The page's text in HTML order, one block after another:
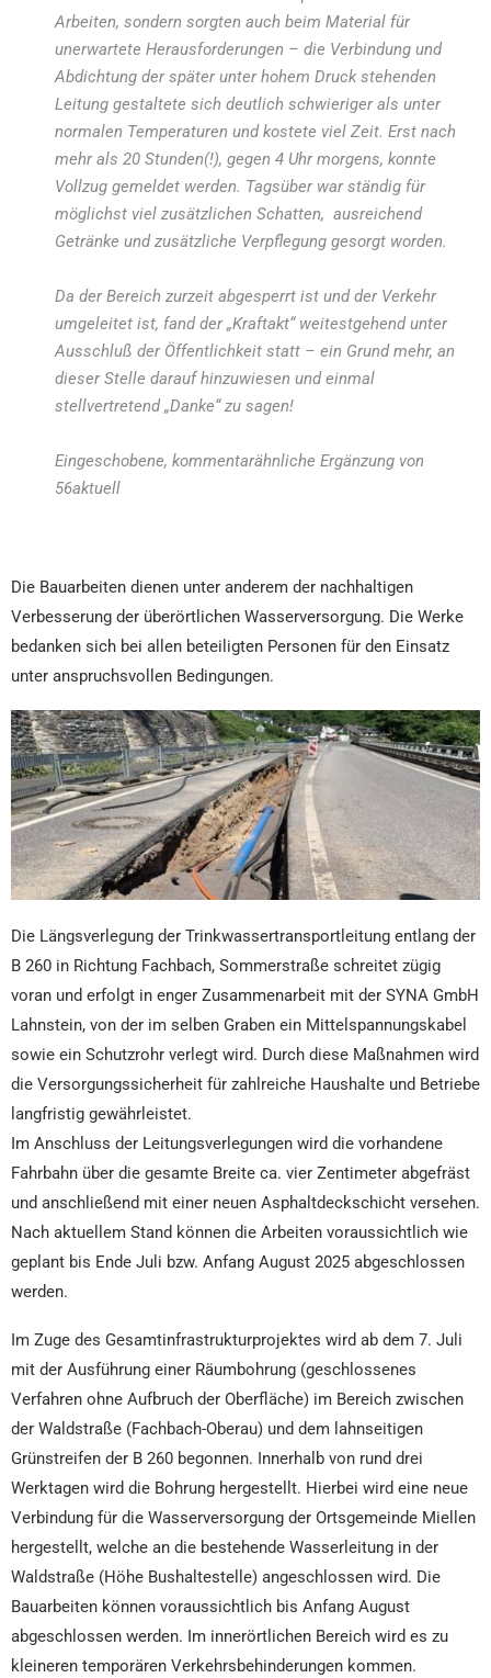
Arbeiten, sondern sorgten auch beim Material für
unerwartete Herausforderungen – die Verbindung und
Abdichtung der später unter hohem Druck stehenden
Leitung gestaltete sich deutlich schwieriger als unter
normalen Temperaturen und kostete viel Zeit. Erst nach
mehr als 20 Stunden(!), gegen 4 Uhr morgens, konnte
Vollzug gemeldet werden. Tagsüber war ständig für
möglichst viel zusätzlichen Schatten, ausreichend
Getränke und zusätzliche Verpflegung gesorgt worden.
Da der Bereich zurzeit abgesperrt ist und der Verkehr
umgeleitet ist, fand der „Kraftakt“ weitestgehend unter
Ausschluß der Öffentlichkeit statt – ein Grund mehr, an
dieser Stelle darauf hinzuwiesen und einmal
stellvertretend „Danke“ zu sagen!
Eingeschobene, kommentarähnliche Ergänzung von
56aktuell
Die Bauarbeiten dienen unter anderem der nachhaltigen
Verbesserung der überörtlichen Wasserversorgung. Die Werke
bedanken sich bei allen beteiligten Personen für den Einsatz
unter anspruchsvollen Bedingungen.
Die Längsverlegung der Trinkwassertransportleitung entlang der
B 260 in Richtung Fachbach, Sommerstraße schreitet zügig
voran und erfolgt in enger Zusammenarbeit mit der SYNA GmbH
Lahnstein, von der im selben Graben ein Mittelspannungskabel
sowie ein Schutzrohr verlegt wird. Durch diese Maßnahmen wird
die Versorgungssicherheit für zahlreiche Haushalte und Betriebe
langfristig gewährleistet.
Im Anschluss der Leitungsverlegungen wird die vorhandene
Fahrbahn über die gesamte Breite ca. vier Zentimeter abgefräst
und anschließend mit einer neuen Asphaltdeckschicht versehen.
Nach aktuellem Stand können die Arbeiten voraussichtlich wie
geplant bis Ende Juli bzw. Anfang August 2025 abgeschlossen
werden.
Im Zuge des Gesamtinfrastrukturprojektes wird ab dem 7. Juli
mit der Ausführung einer Räumbohrung (geschlossenes
Verfahren ohne Aufbruch der Oberfläche) im Bereich zwischen
der Waldstraße (Fachbach-Oberau) und dem lahnseitigen
Grünstreifen der B 260 begonnen. Innerhalb von rund drei
Werktagen wird die Bohrung hergestellt. Hierbei wird eine neue
Verbindung für die Wasserversorgung der Ortsgemeinde Miellen
hergestellt, welche an die bestehende Wasserleitung in der
Waldstraße (Höhe Bushaltestelle) angeschlossen wird. Die
Bauarbeiten können voraussichtlich bis Anfang August
abgeschlossen werden. Im innerörtlichen Bereich wird es zu
kleineren temporären Verkehrsbehinderungen kommen.